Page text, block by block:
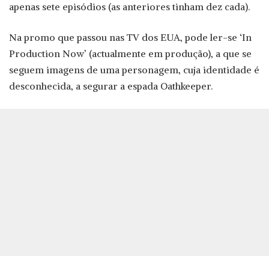
apenas sete episódios (as anteriores tinham dez cada).
Na promo que passou nas TV dos EUA, pode ler-se ‘In
Production Now’ (actualmente em produção), a que se
seguem imagens de uma personagem, cuja identidade é
desconhecida, a segurar a espada Oathkeeper.